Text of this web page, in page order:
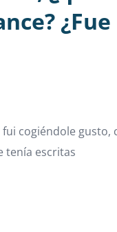
¿Fue
cogiéndole gusto,
tenía escritas